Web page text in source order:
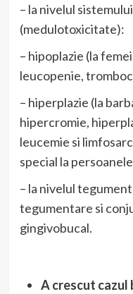
– la nivelul
(medulotoxicitate):
– hipoplazie (la
leucopenie,
– hiperplazie (la
hipercromie,
leucemie si
special la
– la nivelul
tegumentare si
gingivobucal.
A crescut cazul